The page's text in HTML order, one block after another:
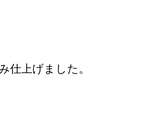
仕上げました。